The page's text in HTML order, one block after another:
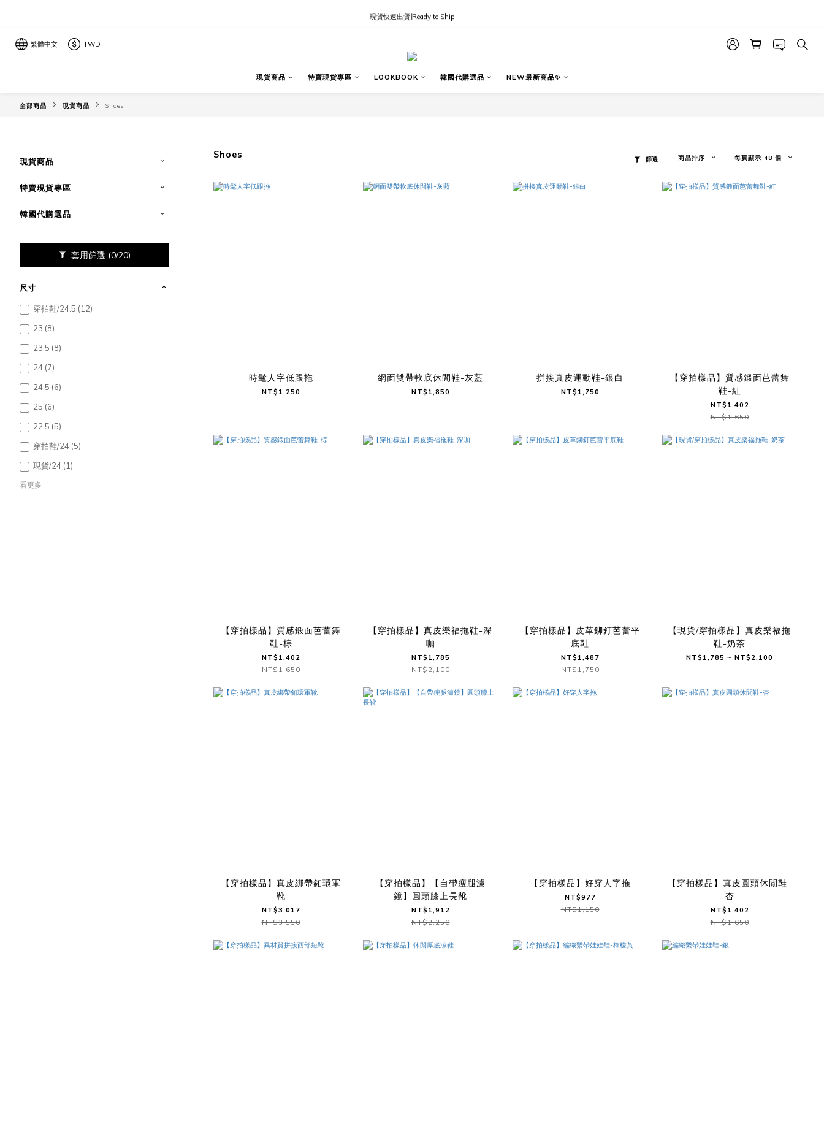
現貨快速出貨∣Ready to Ship
現貨快速出貨∣Ready to Ship
繁體中文 TWD
現貨商品 特賣現貨專區 LOOKBOOK 韓國代購選品 NEW最新商品✨
全部商品 現貨商品 Shoes
現貨商品
特賣現貨專區
韓國代購選品
套用篩選 (0/20)
尺寸
穿拍鞋/24.5 (12)
23 (8)
23.5 (8)
24 (7)
24.5 (6)
25 (6)
22.5 (5)
穿拍鞋/24 (5)
現貨/24 (1)
看更多
Shoes 篩選 商品排序 每頁顯示 48 個
時髦人字低跟拖
NT$1,250
網面雙帶軟底休閒鞋-灰藍
NT$1,850
拼接真皮運動鞋-銀白
NT$1,750
【穿拍樣品】質感鍛面芭蕾舞
鞋-紅
NT$1,402
NT$1,650
【穿拍樣品】質感鍛面芭蕾舞
鞋-棕
NT$1,402
NT$1,650
【穿拍樣品】真皮樂福拖鞋-深
咖
NT$1,785
NT$2,100
【穿拍樣品】皮革鉚釘芭蕾平
底鞋
NT$1,487
NT$1,750
【現貨/穿拍樣品】真皮樂福拖
鞋-奶茶
NT$1,785 ~ NT$2,100
【穿拍樣品】真皮綁帶釦環軍
靴
NT$3,017
NT$3,550
【穿拍樣品】【自帶瘦腿濾
鏡】圓頭膝上長靴
NT$1,912
NT$2,250
【穿拍樣品】好穿人字拖
NT$977
NT$1,150
【穿拍樣品】真皮圓頭休閒鞋-
杏
NT$1,402
NT$1,650